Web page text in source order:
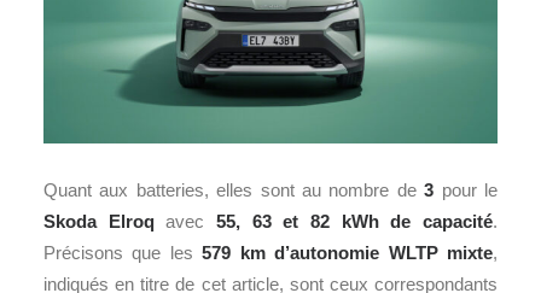
Quant aux batteries, elles sont au nombre de3 pour le
Skoda Elroqavec55, 63 et 82 kWh de capacité.
Précisons que les579 km d’autonomie WLTP mixte,
indiqués en titre de cet article, sont ceux correspondants